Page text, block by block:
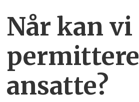
Når kan vi
permittere
ansatte?